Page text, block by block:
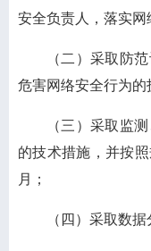
安全负责人，落实网
（二）采取防
危害网络安全行为的
（三）采取监
的技术措施，并按
月；
（四）采取数